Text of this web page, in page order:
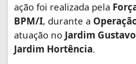
ação foi realizada pela
BPM/I, durante a
atuação no Jardim
Jardim Hortência.